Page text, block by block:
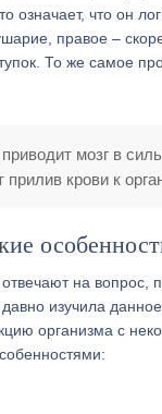
означает, что он
правое –
То же самое
мозг в
прилив крови к
на вопрос,
изучила
организма с